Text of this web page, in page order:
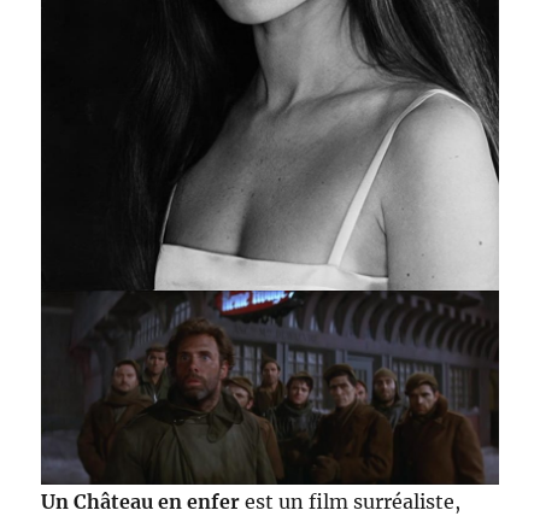
Un Château en enfer est un film surréaliste,